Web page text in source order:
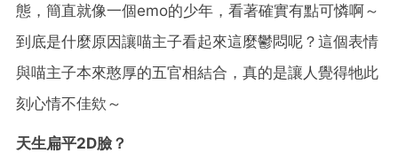
態，簡直就像一個emo的少年，看著確實有點可憐啊～
到底是什麼原因讓喵主子看起來這麼鬱悶呢？這個表情
與喵主子本來憨厚的五官相結合，真的是讓人覺得牠此
刻心情不佳欸～
天生扁平2D臉？